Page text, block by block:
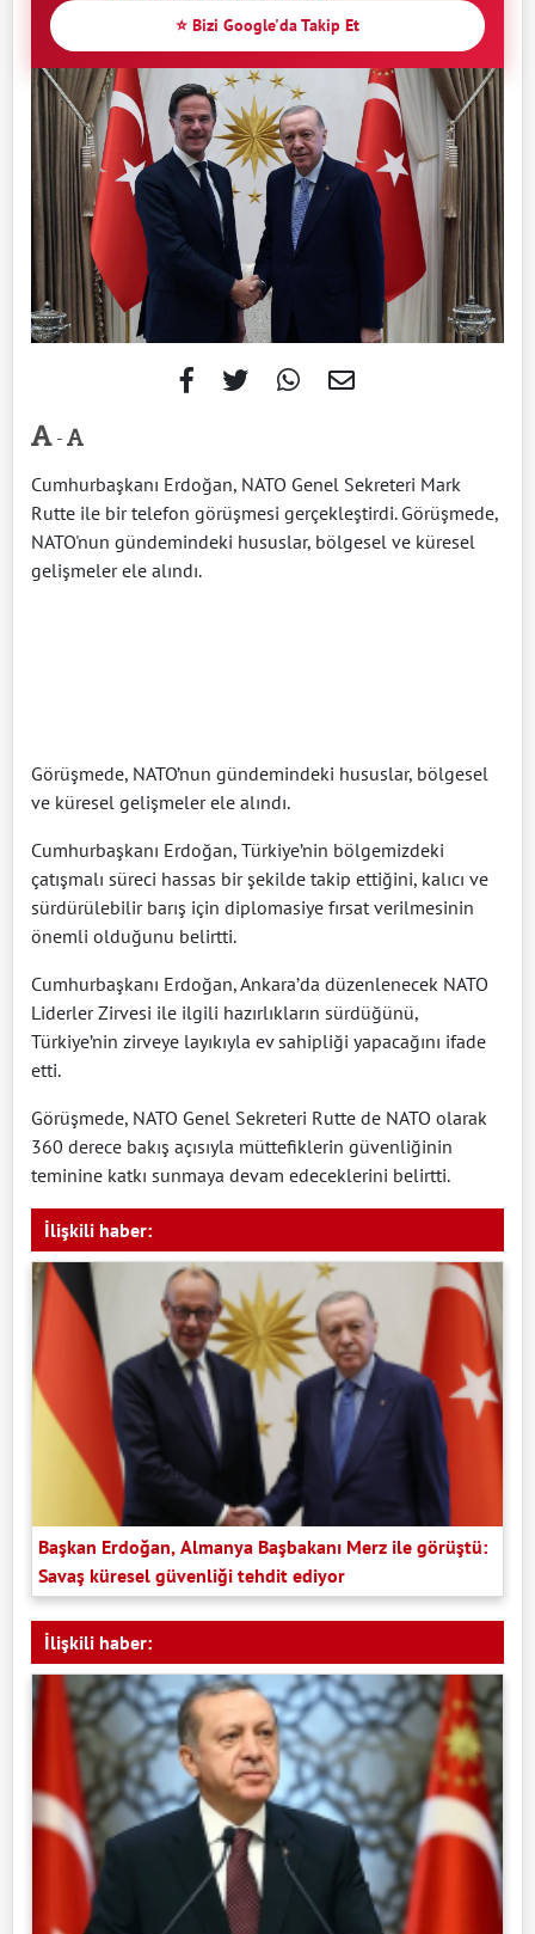
⭐ Bizi Google'da Takip Et
-
Cumhurbaşkanı Erdoğan, NATO Genel Sekreteri Mark
Rutte ile bir telefon görüşmesi gerçekleştirdi. Görüşmede,
NATO'nun gündemindeki hususlar, bölgesel ve küresel
gelişmeler ele alındı.
Görüşmede, NATO’nun gündemindeki hususlar, bölgesel
ve küresel gelişmeler ele alındı.
Cumhurbaşkanı Erdoğan, Türkiye’nin bölgemizdeki
çatışmalı süreci hassas bir şekilde takip ettiğini, kalıcı ve
sürdürülebilir barış için diplomasiye fırsat verilmesinin
önemli olduğunu belirtti.
Cumhurbaşkanı Erdoğan, Ankara’da düzenlenecek NATO
Liderler Zirvesi ile ilgili hazırlıkların sürdüğünü,
Türkiye’nin zirveye layıkıyla ev sahipliği yapacağını ifade
etti.
Görüşmede, NATO Genel Sekreteri Rutte de NATO olarak
360 derece bakış açısıyla müttefiklerin güvenliğinin
teminine katkı sunmaya devam edeceklerini belirtti.
İlişkili haber:
Başkan Erdoğan, Almanya Başbakanı Merz ile görüştü:
Savaş küresel güvenliği tehdit ediyor
İlişkili haber: